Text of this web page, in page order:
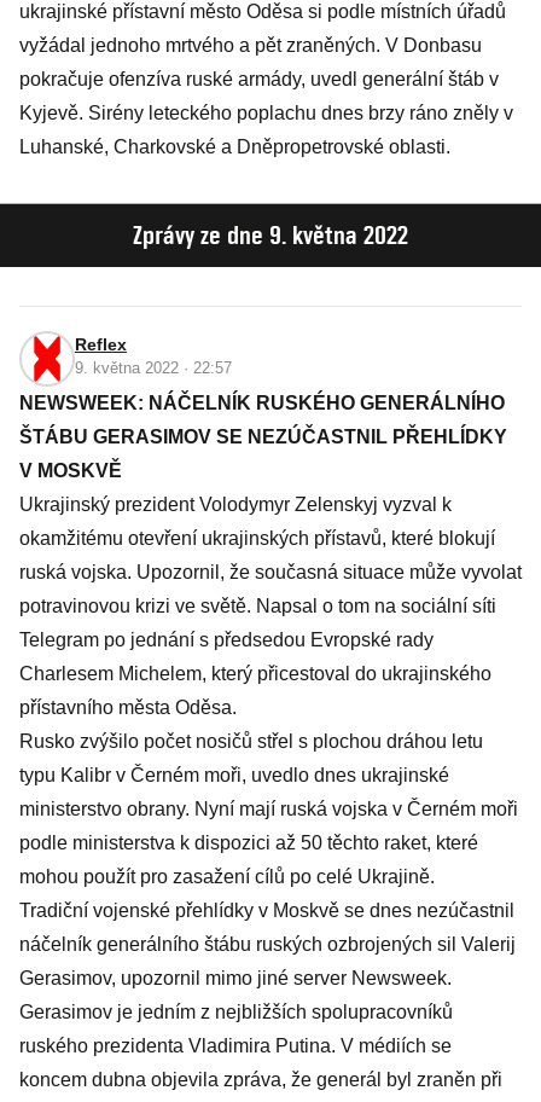
ukrajinské přístavní město Oděsa si podle místních úřadů
vyžádal jednoho mrtvého a pět zraněných. V Donbasu
pokračuje ofenzíva ruské armády, uvedl generální štáb v
Kyjevě. Sirény leteckého poplachu dnes brzy ráno zněly v
Luhanské, Charkovské a Dněpropetrovské oblasti.
Zprávy ze dne 9. května 2022
Reflex
9. května 2022 · 22:57
NEWSWEEK: NÁČELNÍK RUSKÉHO GENERÁLNÍHO
ŠTÁBU GERASIMOV SE NEZÚČASTNIL PŘEHLÍDKY
V MOSKVĚ
Ukrajinský prezident Volodymyr Zelenskyj vyzval k
okamžitému otevření ukrajinských přístavů, které blokují
ruská vojska. Upozornil, že současná situace může vyvolat
potravinovou krizi ve světě. Napsal o tom na sociální síti
Telegram po jednání s předsedou Evropské rady
Charlesem Michelem, který přicestoval do ukrajinského
přístavního města Oděsa.
Rusko zvýšilo počet nosičů střel s plochou dráhou letu
typu Kalibr v Černém moři, uvedlo dnes ukrajinské
ministerstvo obrany. Nyní mají ruská vojska v Černém moři
podle ministerstva k dispozici až 50 těchto raket, které
mohou použít pro zasažení cílů po celé Ukrajině.
Tradiční vojenské přehlídky v Moskvě se dnes nezúčastnil
náčelník generálního štábu ruských ozbrojených sil Valerij
Gerasimov, upozornil mimo jiné server Newsweek.
Gerasimov je jedním z nejbližších spolupracovníků
ruského prezidenta Vladimira Putina. V médiích se
koncem dubna objevila zpráva, že generál byl zraněn při